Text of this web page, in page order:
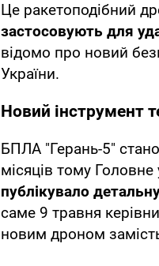
Це ракетоподібний
застосовують для
відомо про новий
України.
Новий інструмент
БПЛА "Герань-5"
місяців тому
публікувало
саме 9 травня
новим дроном